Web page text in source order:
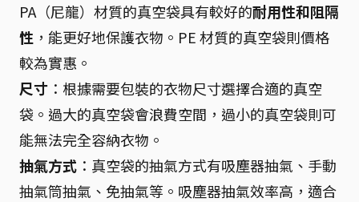
PA（尼龍）材質的真空袋具有較好的耐用性和阻隔
性 ，能更好地保護衣物。PE 材質的真空袋則價格
較為實惠。
尺寸 ：根據需要包裝的衣物尺寸選擇合適的真空
袋。過大的真空袋會浪費空間，過小的真空袋則可
能無法完全容納衣物。
抽氣方式 ：真空袋的抽氣方式有吸塵器抽氣、手動
抽氣筒抽氣、免抽氣等。吸塵器抽氣效率高，適合